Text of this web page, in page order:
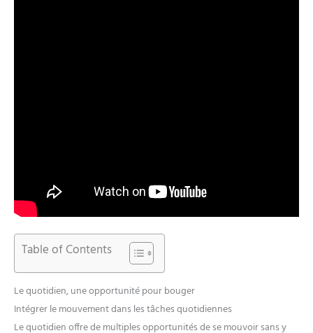
Table of Contents
Le quotidien, une opportunité pour bouger
Intégrer le mouvement dans les tâches quotidiennes
Le quotidien offre de multiples opportunités de se mouvoir sans y